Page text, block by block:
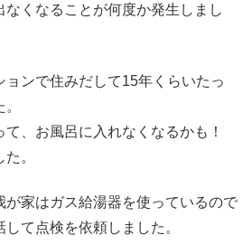
くなることが何度か発生しまし
ョンで住みだして15年くらいたっ
て、お風呂に入れなくなるかも！
。
が家はガス給湯器を使っているので
て点検を依頼しました。